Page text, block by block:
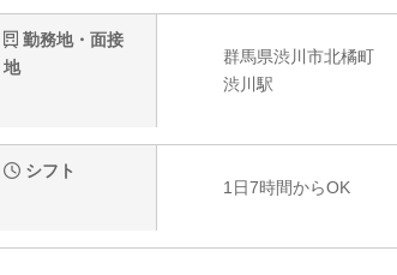
勤務地・面接
地
群馬県渋川市北橘町
渋川駅
シフト
1日7時間からOK